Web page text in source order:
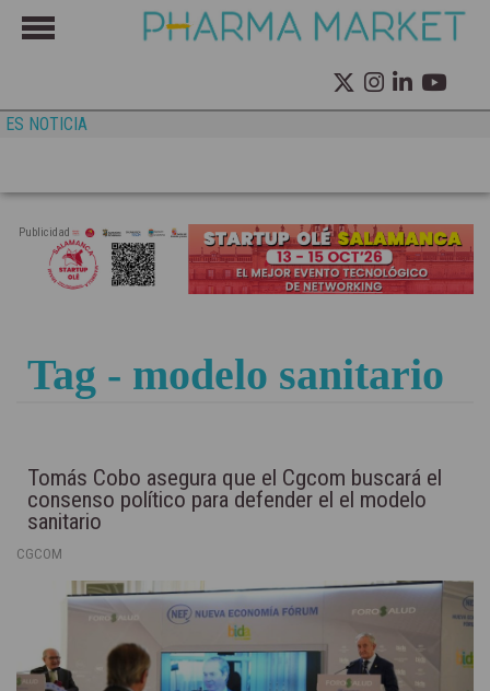
ES NOTICIA
Publicidad
Tag - modelo sanitario
Tomás Cobo asegura que el Cgcom buscará el
consenso político para defender el el modelo
sanitario
CGCOM